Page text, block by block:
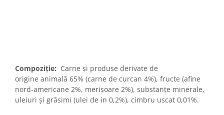
Compoziţie: Carne și produse derivate de
origine animală 65% (carne de curcan 4%), fructe (afine
nord-americane 2%, merișoare 2%), substanțe minerale,
uleiuri și grăsimi (ulei de in 0,2%), cimbru uscat 0,01%.